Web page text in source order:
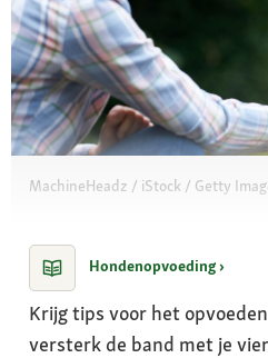
MachineHeadz / iStock / Getty
Hondenopvoeding ›
Krijg tips voor het
versterk de band met je